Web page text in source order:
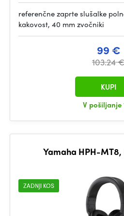
referenčne zaprte slušalke
kakovost, 40 mm zvočniki
99 €
103.24
V pošiljanje
KUPI
Yamaha HPH-
ZADNJI KOS